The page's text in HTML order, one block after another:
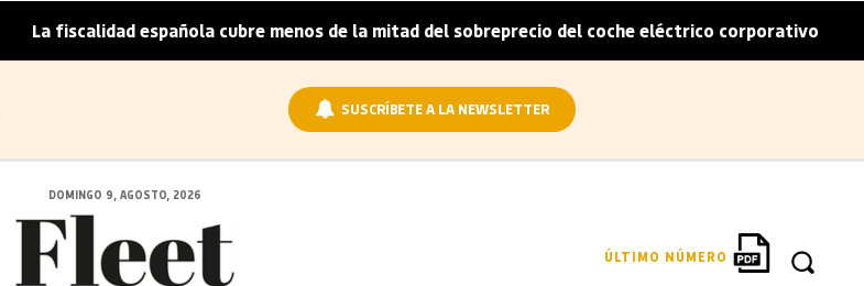
española cubre menos de la mitad del sobreprecio del coche eléctrico corporativo | Arval
SUSCRÍBETE A LA NEWSLETTER
DOMINGO 9, AGOSTO, 2026
ÚLTIMO NÚMERO